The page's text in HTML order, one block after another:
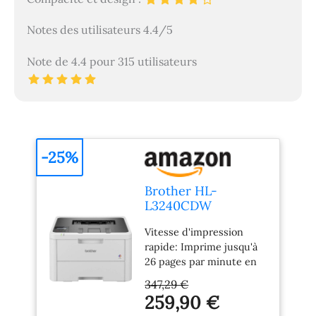
Notes des utilisateurs 4.4/5
Note de 4.4 pour 315 utilisateurs
Brother HL-
L3240CDW
Couleur
WiFi/USB/Ethernet
Recto-Verso
Automatique
Imprime jusqu'à 26
Pages par Minute
Vitesse d'impression
rapide: Imprime jusqu'à
26 pages par minute en
Impression recto verso
automatique: Jusqu'à 10
347,29 €
259,90 €
-25%